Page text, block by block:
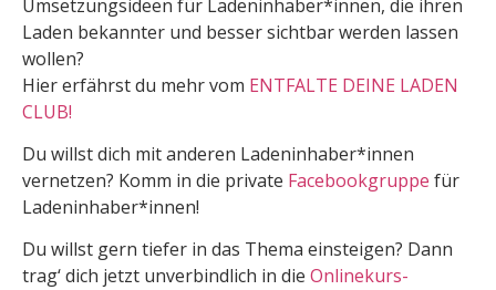
Umsetzungsideen für Ladeninhaber*innen, die ihren
Laden bekannter und besser sichtbar werden lassen
wollen?
Hier erfährst du mehr vom ENTFALTE DEINE LADEN
CLUB!
Du willst dich mit anderen Ladeninhaber*innen
vernetzen? Komm in die private Facebookgruppe für
Ladeninhaber*innen!
Du willst gern tiefer in das Thema einsteigen? Dann
trag‘ dich jetzt unverbindlich in die Onlinekurs-